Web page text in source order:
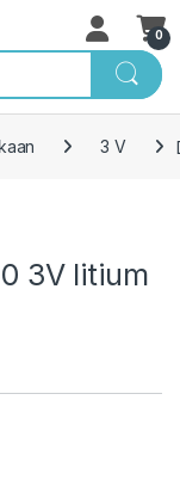
0
3 V
3V litium